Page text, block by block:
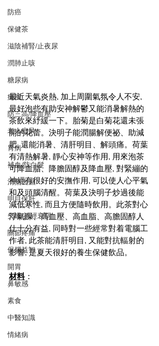
防癌
保健茶
滋陰補腎/止夜尿
潤肺止咳
糖尿病
痛風
防三高/降血壓
老人癡呆
胃病
補血/防白髮
清熱去濕
明目保肝
失眠/神經衰弱
關節疼痛
保腦益智
開胃
鼻敏感
素食
中醫知識
情緒病
最近天氣炎熱, 加上周圍氣氛令人不安,
最好泡些有助安神解鬱又能消暑解熱的
茶飲來紓緩一下。胎菊是白菊花還未張
開的花蕾。決明子能潤腸解便祕、助減
肥, 還能消暑、清肝明目、解頭痛。荷葉
有清熱解暑, 靜心安神等作用, 用來泡茶
可降血脂、降膽固醇及降血壓, 對緊繃的
神經有很好的安撫作用, 可以使人心平氣
和及頭腦清醒。荷葉及決明子炒過後能
減低寒性, 而且方便隨時飲用。此茶對心
浮氣躁、高血壓、高血脂、高膽固醇人
仕十分有益, 同時對一些經常對着電腦工
作者, 此茶能清肝明目, 又能對抗輻射的
影響, 是夏天很好的養生保健飲品。
材料：